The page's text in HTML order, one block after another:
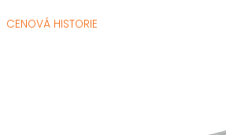
CENOVÁ HISTORIE